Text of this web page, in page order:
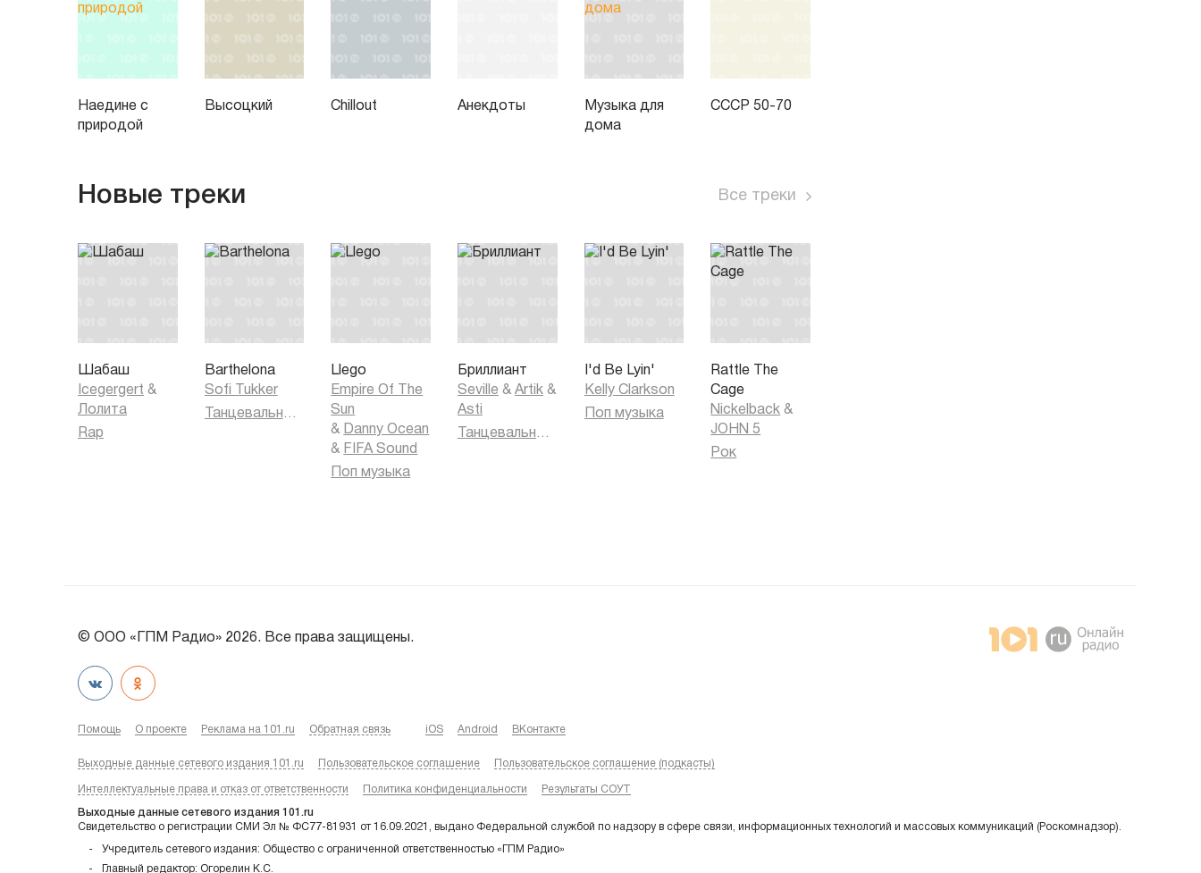
Наедине с
природой
Высоцкий Chillout Анекдоты
Музыка для
дома
СССР 50-70
Новые треки Все треки
Шабаш
Icegergert &
Лолита
Rap
Barthelona
Sofi Tukker
Танцевальная музыка
Llego
Empire Of The
Sun
&
Danny Ocean
& FIFA Sound
Поп музыка
Бриллиант
Seville & Artik &
Asti
Танцевальная музыка
I'd Be Lyin'
Kelly Clarkson
Поп музыка
Rattle The
Cage
Nickelback &
JOHN 5
Рок
© ООО «ГПМ Радио» 2026. Все права защищены.
Помощь О проекте Реклама на 101.ru Обратная связь iOS Android ВКонтакте
Выходные данные сетевого издания 101.ru Пользовательское соглашение Пользовательское соглашение (подкасты)
Интеллектуальные права и отказ от ответственности Политика конфиденциальности Результаты СОУТ
Выходные данные сетевого издания 101.ru
Свидетельство о регистрации СМИ Эл № ФС77-81931 от 16.09.2021, выдано Федеральной службой по надзору в сфере связи, информационных технологий и массовых коммуникаций (Роскомнадзор).
Учредитель сетевого издания: Общество с ограниченной ответственностью «ГПМ Радио»
Главный редактор: Огорелин К.С.